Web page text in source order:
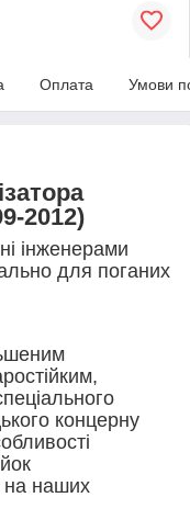
Оплата Умови
2012)
інженерами
для поганих
концерну
на наших